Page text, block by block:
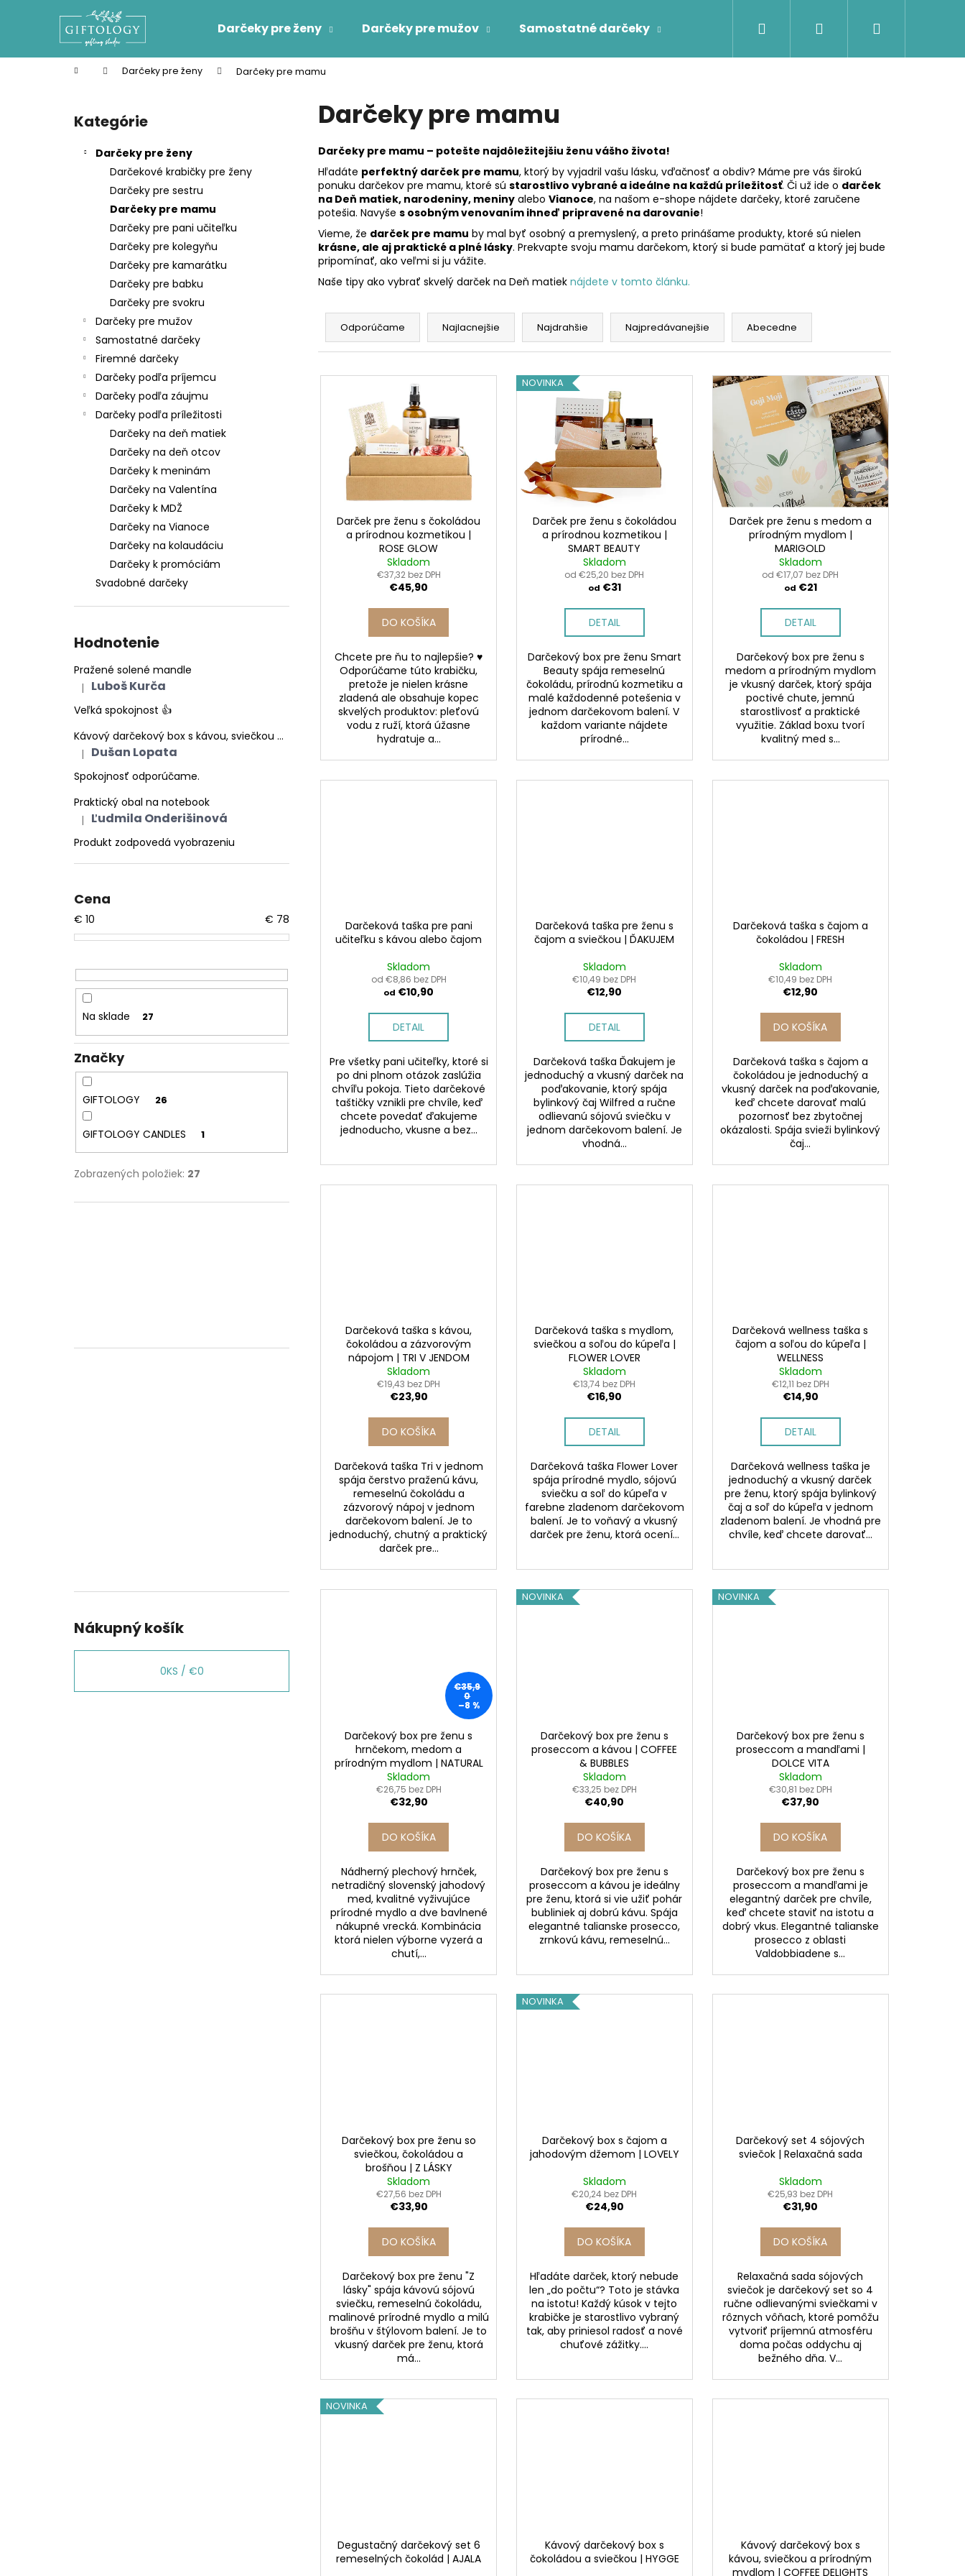
Darčeky pre ženy Darčeky pre mužov Samostatné darčeky Firemné darčeky Darčeky podľa
Hľadať Prihlásenie
Domov Darčeky pre ženy Darčeky pre mamu
Preskočiť
kategórie
Kategórie
Darčeky pre ženy
Darčekové krabičky pre ženy
Darčeky pre sestru
Darčeky pre mamu
Darčeky pre pani učiteľku
Darčeky pre kolegyňu
Darčeky pre kamarátku
Darčeky pre babku
Darčeky pre svokru
Darčeky pre mužov
Samostatné darčeky
Firemné darčeky
Darčeky podľa príjemcu
Darčeky podľa záujmu
Darčeky podľa príležitosti
Darčeky na deň matiek
Darčeky na deň otcov
Darčeky k meninám
Darčeky na Valentína
Darčeky k MDŽ
Darčeky na Vianoce
Darčeky na kolaudáciu
Darčeky k promóciám
Svadobné darčeky
Hodnotenie
Pražené solené mandle
Hodnotenie produktu je 5 z 5 hviezdičiek.
| Luboš Kurča
Veľká spokojnost 👍
Kávový darčekový box s kávou, sviečkou a prírodným mydlom | COFFEE DELIGHTS
Hodnotenie produktu je 5 z 5 hviezdičiek.
| Dušan Lopata
Spokojnosť odporúčame.
Praktický obal na notebook
Hodnotenie produktu je 5 z 5 hviezdičiek.
| Ľudmila Onderišinová
Produkt zodpovedá vyobrazeniu
Cena
€ 10 € 78
Na sklade 27
Značky
GIFTOLOGY 26
GIFTOLOGY CANDLES 1
Zobrazených položiek: 27
Nákupný košík
0KS / €0
Darčeky pre mamu
Darčeky pre mamu – potešte najdôležitejšiu ženu vášho života!
Hľadáte perfektný darček pre mamu, ktorý by vyjadril vašu lásku, vďačnosť a obdiv? Máme pre vás širokú
ponuku darčekov pre mamu, ktoré sú starostlivo vybrané a ideálne na každú príležitosť. Či už ide o darček
na Deň matiek, narodeniny, meniny alebo Vianoce, na našom e-shope nájdete darčeky, ktoré zaručene
potešia. Navyše s osobným venovaním ihneď pripravené na darovanie!
Vieme, že darček pre mamu by mal byť osobný a premyslený, a preto prinášame produkty, ktoré sú nielen
krásne, ale aj praktické a plné lásky. Prekvapte svoju mamu darčekom, ktorý si bude pamätať a ktorý jej bude
pripomínať, ako veľmi si ju vážite.
Naše tipy ako vybrať skvelý darček na Deň matiek nájdete v tomto článku.
R
d
Odporúčame Najlacnejšie Najdrahšie Najpredávanejšie Abecedne
V
Darček pre ženu s čokoládou
a prírodnou kozmetikou |
ROSE GLOW
Skladom
€37,32 bez DPH
€45,90
DO KOŠÍKA
Chcete pre ňu to najlepšie? ♥
Odporúčame túto krabičku,
pretože je nielen krásne
zladená ale obsahuje kopec
skvelých produktov: pleťovú
vodu z ruží, ktorá úžasne
hydratuje a...
NOVINKA
Darček pre ženu s čokoládou
a prírodnou kozmetikou |
SMART BEAUTY
Skladom
od €25,20 bez DPH
od €31
DETAIL
Darčekový box pre ženu Smart
Beauty spája remeselnú
čokoládu, prírodnú kozmetiku a
malé každodenné potešenia v
jednom darčekovom balení. V
každom variante nájdete
prírodné...
Darček pre ženu s medom a
prírodným mydlom |
MARIGOLD
Skladom
od €17,07 bez DPH
od €21
DETAIL
Darčekový box pre ženu s
medom a prírodným mydlom
je vkusný darček, ktorý spája
poctivé chute, jemnú
starostlivosť a praktické
využitie. Základ boxu tvorí
kvalitný med s...
Darčeková taška pre pani
učiteľku s kávou alebo čajom
Skladom
od €8,86 bez DPH
od €10,90
DETAIL
Pre všetky pani učiteľky, ktoré si
po dni plnom otázok zaslúžia
chvíľu pokoja. Tieto darčekové
taštičky vznikli pre chvíle, keď
chcete povedať ďakujeme
jednoducho, vkusne a bez...
Darčeková taška pre ženu s
čajom a sviečkou | ĎAKUJEM
Skladom
€10,49 bez DPH
€12,90
DETAIL
Darčeková taška Ďakujem je
jednoduchý a vkusný darček na
poďakovanie, ktorý spája
bylinkový čaj Wilfred a ručne
odlievanú sójovú sviečku v
jednom darčekovom balení. Je
vhodná...
Darčeková taška s čajom a
čokoládou | FRESH
Skladom
€10,49 bez DPH
€12,90
DO KOŠÍKA
Darčeková taška s čajom a
čokoládou je jednoduchý a
vkusný darček na poďakovanie,
keď chcete darovať malú
pozornosť bez zbytočnej
okázalosti. Spája svieži bylinkový
čaj...
Darčeková taška s kávou,
čokoládou a zázvorovým
nápojom | TRI V JENDOM
Skladom
€19,43 bez DPH
€23,90
DO KOŠÍKA
Darčeková taška Tri v jednom
spája čerstvo praženú kávu,
remeselnú čokoládu a
zázvorový nápoj v jednom
darčekovom balení. Je to
jednoduchý, chutný a praktický
darček pre...
Darčeková taška s mydlom,
sviečkou a soľou do kúpeľa |
FLOWER LOVER
Skladom
€13,74 bez DPH
€16,90
DETAIL
Darčeková taška Flower Lover
spája prírodné mydlo, sójovú
sviečku a soľ do kúpeľa v
farebne zladenom darčekovom
balení. Je to voňavý a vkusný
darček pre ženu, ktorá ocení...
Darčeková wellness taška s
čajom a soľou do kúpeľa |
WELLNESS
Skladom
€12,11 bez DPH
€14,90
DETAIL
Darčeková wellness taška je
jednoduchý a vkusný darček
pre ženu, ktorý spája bylinkový
čaj a soľ do kúpeľa v jednom
zladenom balení. Je vhodná pre
chvíle, keď chcete darovať...
€35,9
0
–8 %
Darčekový box pre ženu s
hrnčekom, medom a
prírodným mydlom | NATURAL
Skladom
€26,75 bez DPH
€32,90
DO KOŠÍKA
Nádherný plechový hrnček,
netradičný slovenský jahodový
med, kvalitné vyživujúce
prírodné mydlo a dve bavlnené
nákupné vrecká. Kombinácia
ktorá nielen výborne vyzerá a
chutí,...
NOVINKA
Darčekový box pre ženu s
proseccom a kávou | COFFEE
& BUBBLES
Skladom
€33,25 bez DPH
€40,90
DO KOŠÍKA
Darčekový box pre ženu s
proseccom a kávou je ideálny
pre ženu, ktorá si vie užiť pohár
bubliniek aj dobrú kávu. Spája
elegantné talianske prosecco,
zrnkovú kávu, remeselnú...
NOVINKA
Darčekový box pre ženu s
proseccom a mandľami |
DOLCE VITA
Skladom
€30,81 bez DPH
€37,90
DO KOŠÍKA
Darčekový box pre ženu s
proseccom a mandľami je
elegantný darček pre chvíle,
keď chcete staviť na istotu a
dobrý vkus. Elegantné talianske
prosecco z oblasti
Valdobbiadene s...
Darčekový box pre ženu so
sviečkou, čokoládou a
brošňou | Z LÁSKY
Skladom
€27,56 bez DPH
€33,90
DO KOŠÍKA
Darčekový box pre ženu "Z
lásky" spája kávovú sójovú
sviečku, remeselnú čokoládu,
malinové prírodné mydlo a milú
brošňu v štýlovom balení. Je to
vkusný darček pre ženu, ktorá
má...
NOVINKA
Darčekový box s čajom a
jahodovým džemom | LOVELY
Skladom
€20,24 bez DPH
€24,90
DO KOŠÍKA
Hľadáte darček, ktorý nebude
len „do počtu“? Toto je stávka
na istotu! Každý kúsok v tejto
krabičke je starostlivo vybraný
tak, aby priniesol radosť a nové
chuťové zážitky....
Darčekový set 4 sójových
sviečok | Relaxačná sada
Skladom
€25,93 bez DPH
€31,90
DO KOŠÍKA
Relaxačná sada sójových
sviečok je darčekový set so 4
ručne odlievanými sviečkami v
rôznych vôňach, ktoré pomôžu
vytvoriť príjemnú atmosféru
doma počas oddychu aj
bežného dňa. V...
NOVINKA
Degustačný darčekový set 6
remeselných čokolád | AJALA
Kávový darčekový box s
čokoládou a sviečkou | HYGGE
Kávový darčekový box s
kávou, sviečkou a prírodným
mydlom | COFFEE DELIGHTS
í
Späť
do
Späť
do
Odporúčame